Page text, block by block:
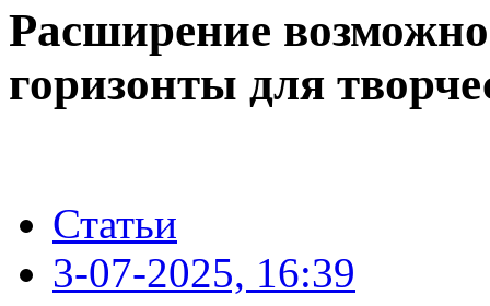
Расширение
горизонты для
Статьи
3-07-2025, 16:39